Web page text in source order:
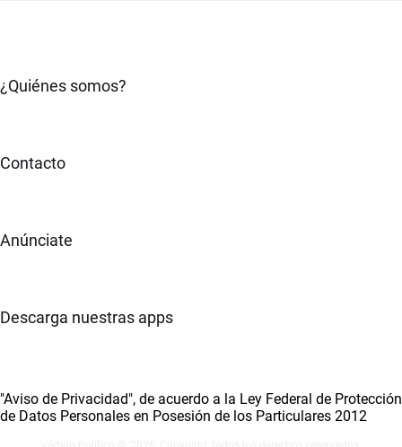
¿Quiénes somos?
Contacto
Anúnciate
Descarga nuestras apps
"Aviso de Privacidad", de acuerdo a la Ley Federal de Protección
de Datos Personales en Posesión de los Particulares 2012